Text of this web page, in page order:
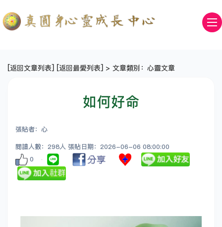
[返回文章列表] [返回最愛列表] > 文章類別：心靈文章
如何好命
張貼者：心
閱讀人數：298人 張貼日期：2026-06-06 08:00:00
0